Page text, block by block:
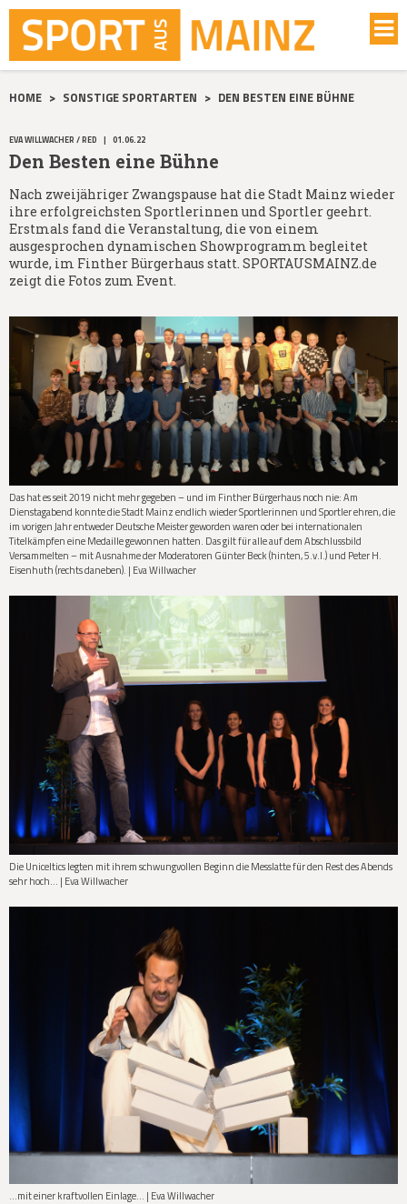
HOME > SONSTIGE SPORTARTEN > DEN BESTEN EINE BÜHNE
EVA WILLWACHER / RED | 01.06.22
Den Besten eine Bühne
Nach zweijähriger Zwangspause hat die Stadt Mainz wieder
ihre erfolgreichsten Sportlerinnen und Sportler geehrt.
Erstmals fand die Veranstaltung, die von einem
ausgesprochen dynamischen Showprogramm begleitet
wurde, im Finther Bürgerhaus statt. SPORTAUSMAINZ.de
zeigt die Fotos zum Event.
Das hat es seit 2019 nicht mehr gegeben – und im Finther Bürgerhaus noch nie: Am
Dienstagabend konnte die Stadt Mainz endlich wieder Sportlerinnen und Sportler ehren, die
im vorigen Jahr entweder Deutsche Meister geworden waren oder bei internationalen
Titelkämpfen eine Medaille gewonnen hatten. Das gilt für alle auf dem Abschlussbild
Versammelten – mit Ausnahme der Moderatoren Günter Beck (hinten, 5.v.l.) und Peter H.
Eisenhuth (rechts daneben). | Eva Willwacher
Die Uniceltics legten mit ihrem schwungvollen Beginn die Messlatte für den Rest des Abends
sehr hoch… | Eva Willwacher
…mit einer kraftvollen Einlage... | Eva Willwacher